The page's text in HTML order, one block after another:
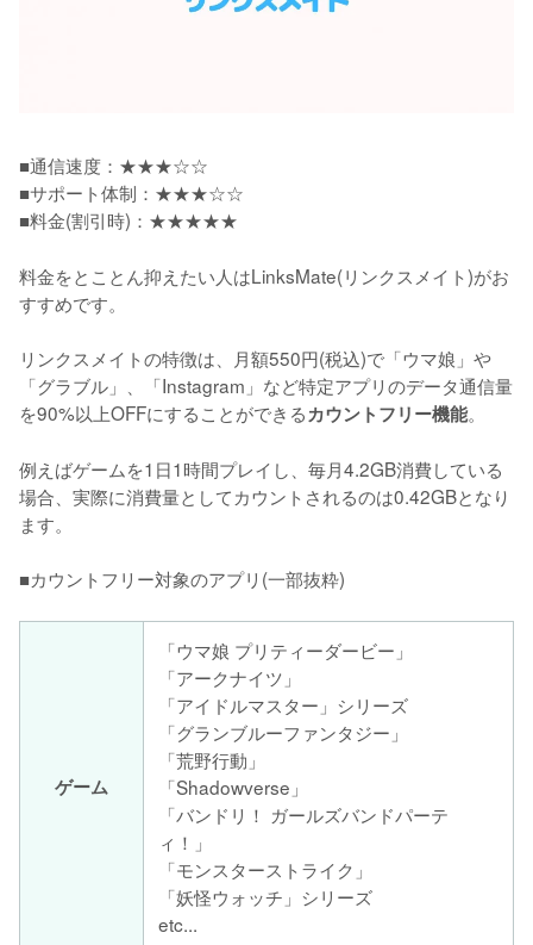
■通信速度：★★★☆☆
■サポート体制：★★★☆☆
■料金(割引時)：★★★★★
料金をとことん抑えたい人はLinksMate(リンクスメイト)がお
すすめです。
リンクスメイトの特徴は、月額550円(税込)で「ウマ娘」や
「グラブル」、「Instagram」など特定アプリのデータ通信量
を90%以上OFFにすることができるカウントフリー機能。
例えばゲームを1日1時間プレイし、毎月4.2GB消費している
場合、実際に消費量としてカウントされるのは0.42GBとなり
ます。
■カウントフリー対象のアプリ(一部抜粋)
ゲーム
「ウマ娘 プリティーダービー」
「アークナイツ」
「アイドルマスター」シリーズ
「グランブルーファンタジー」
「荒野行動」
「Shadowverse」
「バンドリ！ ガールズバンドパーテ
ィ！」
「モンスターストライク」
「妖怪ウォッチ」シリーズ
etc...